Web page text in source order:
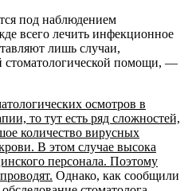
под наблюдением
всего лечить инфекционное
лишь случаи,
стоматологической помощи, —
осмотров в
то тут есть ряд сложностей,
количество вирусных
В этом случае высока
персонала. Поэтому
Однако, как сообщили